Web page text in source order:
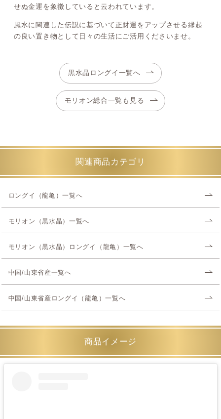
せぬ金運を象徴していると云われています。
風水に関連した伝説に基づいて正財運をアップさせる縁起
の良い置き物として日々の生活にご活用くださいませ。
黒水晶ロングイ一覧へ
モリオン総合一覧も見る
関連商品カテゴリ
ロングイ（龍亀）一覧へ
モリオン（黒水晶）一覧へ
モリオン（黒水晶）ロングイ（龍亀）一覧へ
中国/山東省産一覧へ
中国/山東省産ロングイ（龍亀）一覧へ
商品イメージ